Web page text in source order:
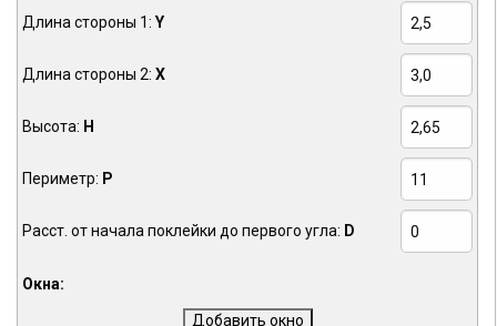
Длина стороны 1: Y
Длина стороны 2: X
Высота: H
Периметр: P
Расст. от начала поклейки до первого угла: D
Окна: